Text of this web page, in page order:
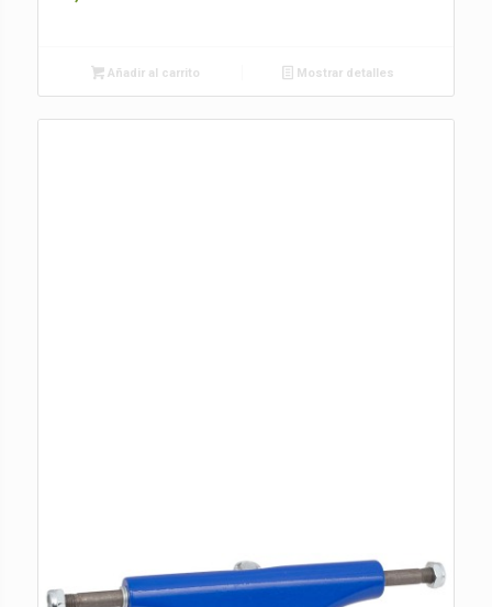
Añadir al carrito Mostrar detalles